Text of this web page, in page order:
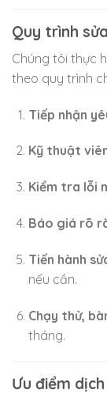
Quy trình
Chúng tôi thực
theo quy trình
Tiếp nhận
Kỹ thuật
Kiểm tra lỗi
Báo giá rõ
Tiến hành
nếu cần.
Chạy thử,
tháng.
Ưu điểm